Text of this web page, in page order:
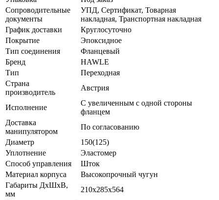
Сопроводительные
документы
УПД, Сертификат, Товарная
накладная, Транспортная накладная
График доставки
Круглосуточно
Покрытие
Эпоксидное
Тип соединения
Фланцевый
Бренд
HAWLE
Тип
Переходная
Страна
производитель
Австрия
Исполнение
С увеличенным с одной стороны
фланцем
Доставка
манипулятором
По согласованию
Диаметр
150(125)
Уплотнение
Эластомер
Способ управления
Шток
Материал корпуса
Высокопрочный чугун
Габариты ДхШхВ,
мм
210х285х564